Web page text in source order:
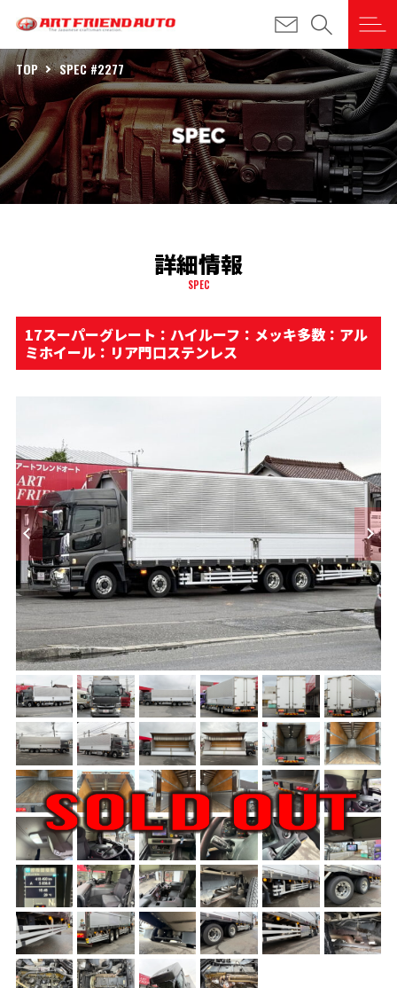
TOP SPEC #2277
詳細情報
SPEC
17スーパーグレート：ハイルーフ：メッキ多数：アル
ミホイール：リア門口ステンレス